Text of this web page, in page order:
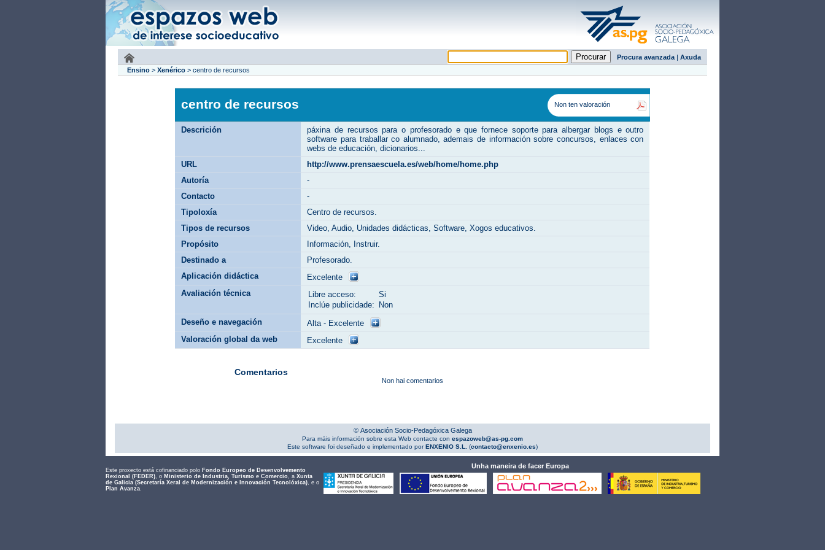
Procura avanzada | Axuda
Ensino > Xenérico > centro de recursos
centro de recursos Non ten valoración
Descrición
páxina de recursos para o profesorado e que fornece soporte para albergar blogs e outro
software para traballar co alumnado, ademais de información sobre concursos, enlaces con
webs de educación, dicionarios...
URL
http://www.prensaescuela.es/web/home/home.php
Autoría
-
Contacto
-
Tipoloxía
Centro de recursos.
Tipos de recursos
Video, Audio, Unidades didácticas, Software, Xogos educativos.
Propósito
Información, Instruir.
Destinado a
Profesorado.
Aplicación didáctica
Excelente
Avaliación técnica
Libre acceso:
Si
Inclúe publicidade: Non
Deseño e navegación
Alta - Excelente
Valoración global da web
Excelente
Comentarios
Non hai comentarios
© Asociación Socio-Pedagóxica Galega
Para máis información sobre esta Web contacte con espazoweb@as-pg.com
Este software foi deseñado e implementado porENXENIO S.L. (contacto@enxenio.es)
Este proxecto está cofinanciado polo Fondo Europeo de Desenvolvemento
Rexional (FEDER), o Ministerio de Industria, Turismo e Comercio, a Xunta
de Galicia (Secretaría Xeral de Modernización e Innovación Tecnolóxica), e o
Plan Avanza.
Unha maneira de facer Europa